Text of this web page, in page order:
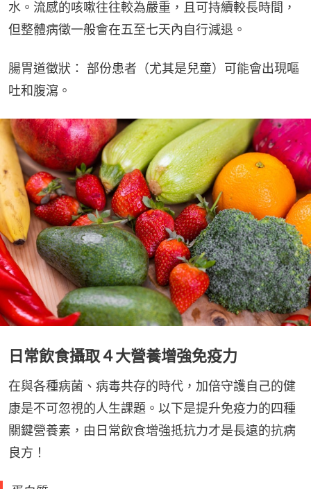
水。流感的咳嗽往往較為嚴重，且可持續較長時間，
但整體病徵一般會在五至七天內自行減退。
腸胃道徵狀： 部份患者（尤其是兒童）可能會出現嘔
吐和腹瀉。
日常飲食攝取４大營養增強免疫力
在與各種病菌、病毒共存的時代，加倍守護自己的健
康是不可忽視的人生課題。以下是提升免疫力的四種
關鍵營養素，由日常飲食增強抵抗力才是長遠的抗病
良方！